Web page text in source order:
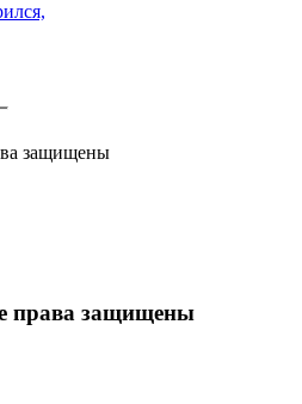
защищены
права защищены